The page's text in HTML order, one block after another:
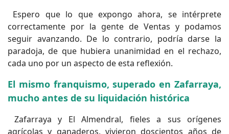
Espero que lo que expongo ahora, se intérprete
correctamente por la gente de Ventas y podamos
seguir avanzando. De lo contrario, podría darse la
paradoja, de que hubiera unanimidad en el rechazo,
cada uno por un aspecto de esta reflexión.
El mismo franquismo, superado en Zafarraya,
mucho antes de su liquidación histórica
Zafarraya y El Almendral, fieles a sus orígenes
agrícolas y ganaderos, vivieron doscientos años de